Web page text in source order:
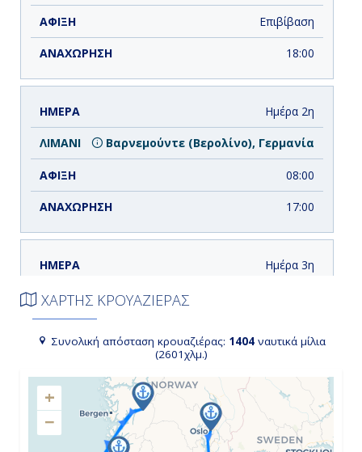
Επιβίβαση
18:00
Ημέρα 2η
Βαρνεμούντε (Βερολίνο), Γερμανία
08:00
17:00
Ημέρα 3η
Ημέρα 4η
ΧΑΡΤΗΣ ΚΡΟΥΑΖΙΕΡΑΣ
Συνολική απόσταση κρουαζιέρας: 1404ναυτικά μίλια
(2601χλμ.)
+
−